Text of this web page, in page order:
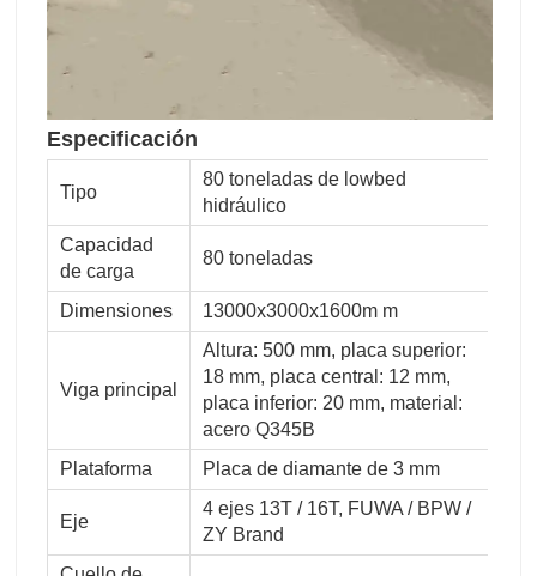
Especificación
Tipo
80 toneladas de lowbed
hidráulico
Capacidad
de carga
80 toneladas
Dimensiones 13000x3000x1600m m
Viga principal
Altura: 500 mm, placa superior:
18 mm, placa central: 12 mm,
placa inferior: 20 mm, material:
acero Q345B
Plataforma
Placa de diamante de 3 mm
Eje
4 ejes 13T / 16T, FUWA / BPW /
ZY Brand